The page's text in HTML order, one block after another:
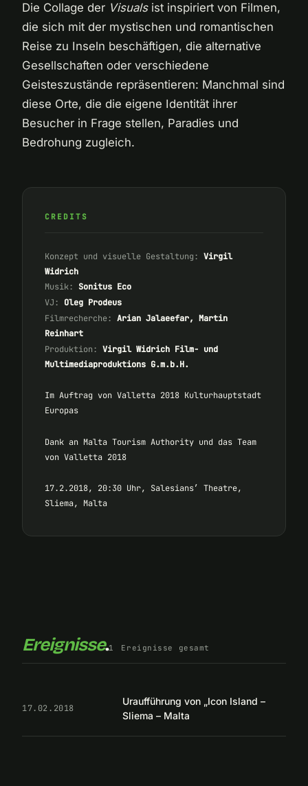
Die Collage der Visualsist inspiriert von Filmen,
die sich mit der mystischen und romantischen
Reise zu Inseln beschäftigen, die alternative
Gesellschaften oder verschiedene
Geisteszustände repräsentieren: Manchmal sind
diese Orte, die die eigene Identität ihrer
Besucher in Frage stellen, Paradies und
Bedrohung zugleich.
CREDITS
Konzept und visuelle Gestaltung: Virgil
Widrich
Musik: Sonitus Eco
VJ:
Oleg Prodeus
Filmrecherche: Arian Jalaeefar, Martin
Reinhart
Produktion: Virgil Widrich Film- und
Multimediaproduktions G.m.b.H.
Im Auftrag von Valletta 2018 Kulturhauptstadt
Europas
Dank an Malta Tourism Authority und das Team
von Valletta 2018
17.2.2018, 20:30 Uhr, Salesians’ Theatre,
Sliema, Malta
Ereignisse.1 Ereignisse gesamt
17.02.2018
Uraufführung von „Icon Island –
Sliema – Malta